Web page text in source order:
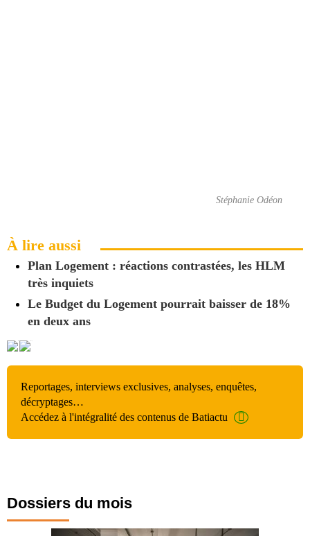
Stéphanie Odéon
À lire aussi
Plan Logement : réactions contrastées, les HLM
très inquiets
Le Budget du Logement pourrait baisser de 18%
en deux ans
Reportages, interviews exclusives, analyses, enquêtes,
décryptages…
Accédez à l'intégralité des contenus de Batiactu
Dossiers du mois